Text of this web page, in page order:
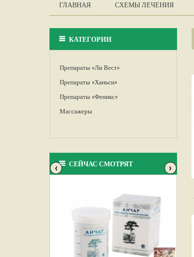
ГЛАВНАЯ СХЕМЫ ЛЕЧЕНИЯ
КАТЕГОРИИ
Препараты «Ли Вест»
Препараты «Ханьси»
Препараты «Феникс»
Массажеры
СЕЙЧАС СМОТРЯТ
‹ ›